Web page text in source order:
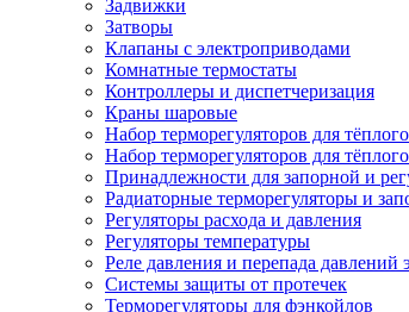
Задвижки
Затворы
Клапаны с электроприводами
Комнатные термостаты
Контроллеры и диспетчеризация
Краны шаровые
Набор терморегуляторов для
Набор терморегуляторов для
Принадлежности для запорной и
Радиаторные терморегуляторы и
Регуляторы расхода и давления
Регуляторы температуры
Реле давления и перепада давлений
Системы защиты от протечек
Терморегуляторы для фэнкойлов